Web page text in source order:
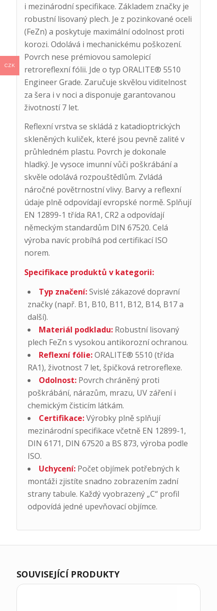
i mezinárodní specifikace. Základem značky je
robustní lisovaný plech. Je z pozinkované oceli
(FeZn) a poskytuje maximální odolnost proti
korozi. Odolává i mechanickému poškození.
Povrch nese prémiovou samolepicí
retroreflexní fólii. Jde o typ ORALITE® 5510
Engineer Grade. Zaručuje skvělou viditelnost
za šera i v noci a disponuje garantovanou
životností 7 let.
Reflexní vrstva se skládá z katadioptrických
skleněných kuliček, které jsou pevně zalité v
průhledném plastu. Povrch je dokonale
hladký. Je vysoce imunní vůči poškrábání a
skvěle odolává rozpouštědlům. Zvládá
náročné povětrnostní vlivy. Barvy a reflexní
údaje plně odpovídají evropské normě. Splňují
EN 12899-1 třída RA1, CR2 a odpovídají
německým standardům DIN 67520. Celá
výroba navíc probíhá pod certifikací ISO
norem.
Specifikace produktů v kategorii:
Typ značení:Svislé zákazové dopravní
značky (např. B1, B10, B11, B12, B14, B17 a
další).
Materiál podkladu:Robustní lisovaný
plech FeZn s vysokou antikorozní ochranou.
Reflexní fólie:ORALITE® 5510 (třída
RA1), životnost 7 let, špičková retroreflexe.
Odolnost:Povrch chráněný proti
poškrábání, nárazům, mrazu, UV záření i
chemickým čisticím látkám.
Certifikace:Výrobky plně splňují
mezinárodní specifikace včetně EN 12899-1,
DIN 6171, DIN 67520 a BS 873, výroba podle
ISO.
Uchycení:Počet objímek potřebných k
montáži zjistíte snadno zobrazením zadní
strany tabule. Každý vyobrazený „C“ profil
odpovídá jedné upevňovací objímce.
SOUVISEJÍCÍ PRODUKTY
CZK